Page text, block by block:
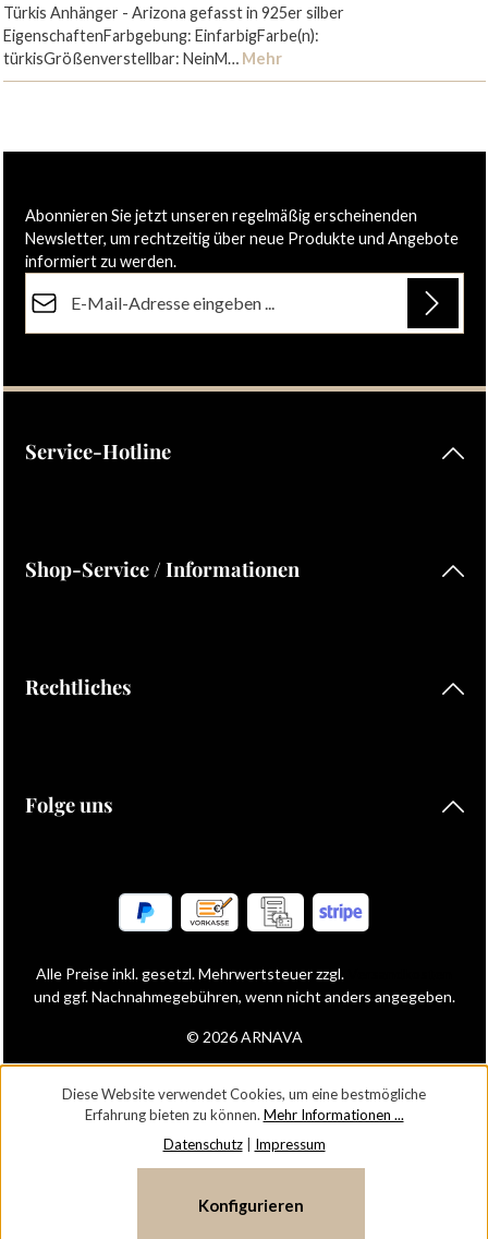
Türkis Anhänger - Arizona gefasst in 925er silber
EigenschaftenFarbgebung: EinfarbigFarbe(n):
türkisGrößenverstellbar: NeinM… Mehr
Abonnieren Sie jetzt unseren regelmäßig erscheinenden
Newsletter, um rechtzeitig über neue Produkte und Angebote
informiert zu werden.
Ich habe dieDatenschutzbestimmungenzur Kenntnis
Service-Hotline
Shop-Service / Informationen
Rechtliches
Folge uns
© 2026 ARNAVA
Alle Preise inkl. gesetzl. Mehrwertsteuer zzgl.
und ggf. Nachnahmegebühren, wenn nicht anders angegeben.
Diese Website verwendet Cookies, um eine bestmögliche
Erfahrung bieten zu können. Mehr Informationen ...
Datenschutz| Impressum
Konfigurieren